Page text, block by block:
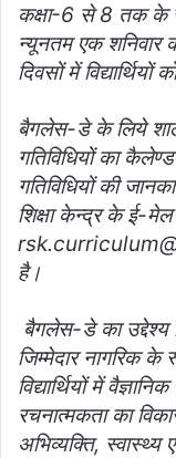
कक्षा-6 से 8 तक के
न्यूनतम एक शनिवार
दिवसों में
बैगलेस-डे के लिये
गतिविधियों का
गतिविधियों की
शिक्षा केन्द्र के ई-
है।
बैगलेस-डे का उद्देश्य
जिम्मेदार नागरिक
विद्यार्थियों में
रचनात्मकता का
अभिव्यक्ति,